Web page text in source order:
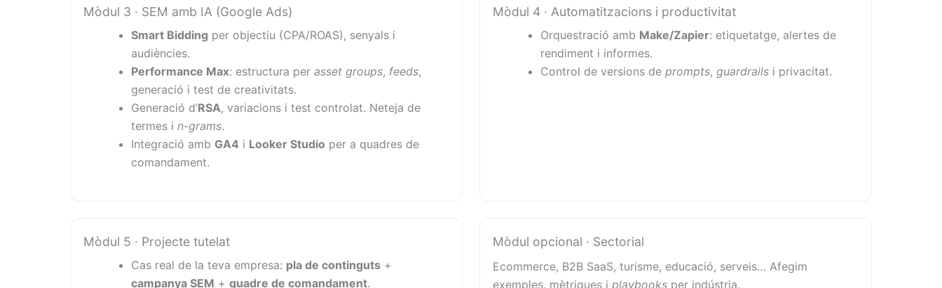
Mòdul 3 · SEM amb IA (Google Ads)
Smart Bidding per objectiu (CPA/ROAS), senyals i
audiències.
Performance Max: estructura per asset groups, feeds,
generació i test de creativitats.
Generació d’RSA, variacions i test controlat. Neteja de
termes i n-grams.
Integració amb GA4 i Looker Studio per a quadres de
comandament.
Mòdul 4 · Automatitzacions i productivitat
Orquestració amb Make/Zapier: etiquetatge, alertes de
rendiment i informes.
Control de versions de prompts, guardrails i privacitat.
Mòdul 5 · Projecte tutelat
Cas real de la teva empresa: pla de continguts +
campanya SEM + quadre de comandament.
Mòdul opcional · Sectorial
Ecommerce, B2B SaaS, turisme, educació, serveis… Afegim
exemples, mètriques i playbooks per indústria.